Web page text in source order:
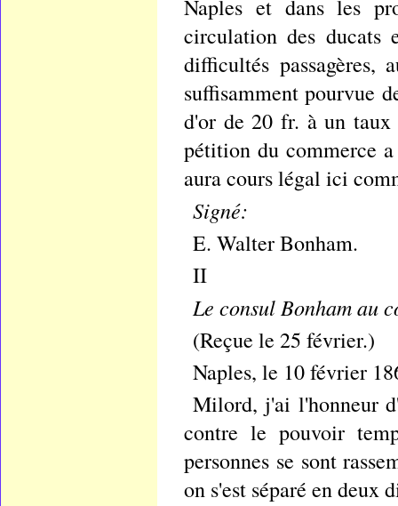
Naples et dans les
circulation des ducats
difficultés passagères,
suffisamment pourvue
d'or de 20 fr. à un
pétition du commerce
aura cours légal ici
Signé:
E. Walter Bonham.
II
Le consul Bonham au
(Reçue le 25 février.)
Naples, le 10 février
Milord, j'ai l'honneur
contre le pouvoir
personnes se sont
on s'est séparé en